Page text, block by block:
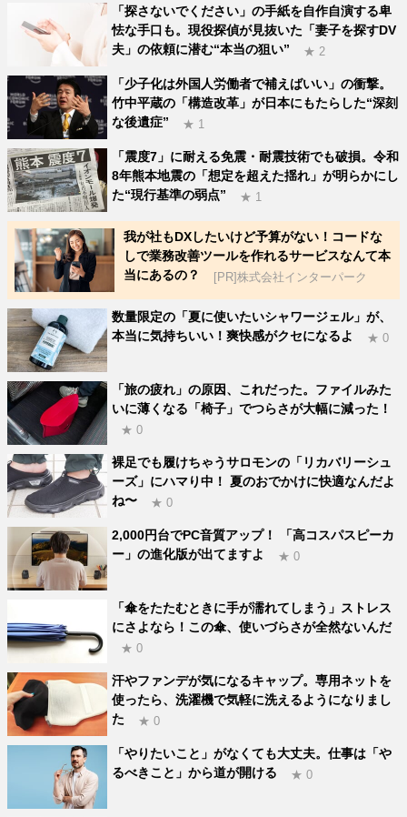
「探さないでください」の手紙を自作自演する卑
怯な手口も。現役探偵が見抜いた「妻子を探すDV
夫」の依頼に潜む“本当の狙い”
★ 2
「少子化は外国人労働者で補えばいい」の衝撃。
竹中平蔵の「構造改革」が日本にもたらした“深刻
な後遺症”
★ 1
「震度7」に耐える免震・耐震技術でも破損。令和
8年熊本地震の「想定を超えた揺れ」が明らかにし
た“現行基準の弱点”
★ 1
我が社もDXしたいけど予算がない！コードな
しで業務改善ツールを作れるサービスなんて本
当にあるの？
[PR]株式会社インターパーク
数量限定の「夏に使いたいシャワージェル」が、
本当に気持ちいい！爽快感がクセになるよ
★ 0
「旅の疲れ」の原因、これだった。ファイルみた
いに薄くなる「椅子」でつらさが大幅に減った！
★ 0
裸足でも履けちゃうサロモンの「リカバリーシュ
ーズ」にハマり中！ 夏のおでかけに快適なんだよ
ね〜
★ 0
2,000円台でPC音質アップ！ 「高コスパスピーカ
ー」の進化版が出てますよ
★ 0
「傘をたたむときに手が濡れてしまう」ストレス
にさよなら！この傘、使いづらさが全然ないんだ
★ 0
汗やファンデが気になるキャップ。専用ネットを
使ったら、洗濯機で気軽に洗えるようになりまし
た
★ 0
「やりたいこと」がなくても大丈夫。仕事は「や
るべきこと」から道が開ける
★ 0